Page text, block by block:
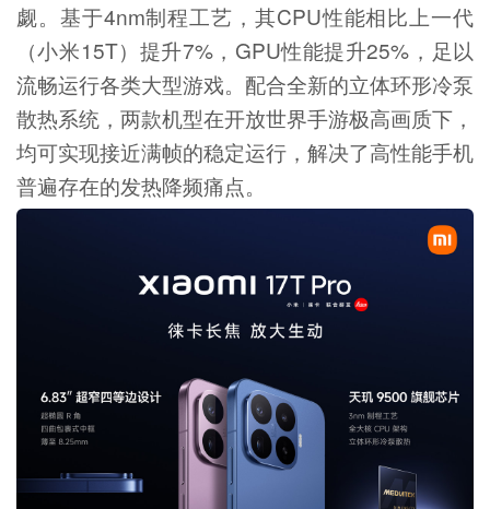
觑。基于4nm制程工艺，其CPU性能相比上一代
（小米15T）提升7%，GPU性能提升25%，足以
流畅运行各类大型游戏。配合全新的立体环形冷泵
散热系统，两款机型在开放世界手游极高画质下，
均可实现接近满帧的稳定运行，解决了高性能手机
普遍存在的发热降频痛点。